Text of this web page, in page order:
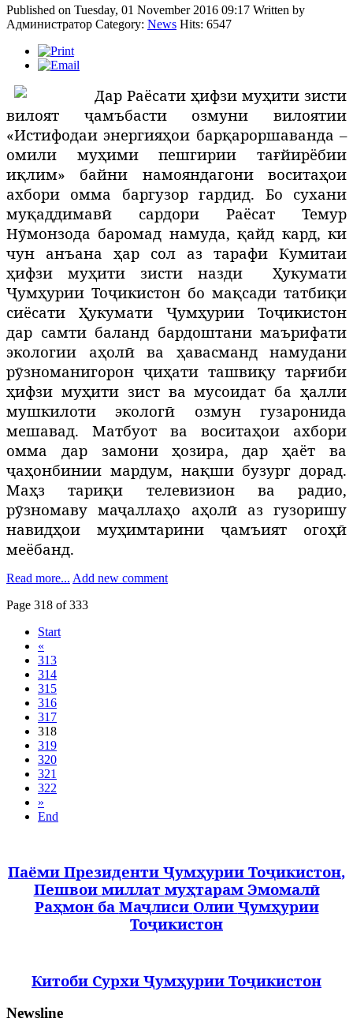
Published on Tuesday, 01 November 2016 09:17 Written by
Администратор Category: News Hits: 6547
Дар Раёсати ҳифзи муҳити зисти
вилоят ҷамъбасти озмуни вилоятии
«Истифодаи энергияҳои барқароршаванда –
омили муҳими пешгирии тағйирёбии
иқлим» байни намояндагони воситаҳои
ахбори омма баргузор гардид. Бо сухани
муқаддимавӣ сардори Раёсат Темур
Нӯмонзода баромад намуда, қайд кард, ки
чун анъана ҳар сол аз тарафи Кумитаи
ҳифзи муҳити зисти назди
Ҳукумати
Ҷумҳурии Тоҷикистон бо мақсади татбиқи
сиёсати Ҳукумати Ҷумҳурии Тоҷикистон
дар самти баланд бардоштани маърифати
экологии аҳолӣ ва ҳавасманд намудани
рӯзноманигорон ҷиҳати ташвиқу тарғиби
ҳифзи муҳити зист ва мусоидат ба ҳалли
мушкилоти экологӣ озмун гузаронида
мешавад. Матбуот ва воситаҳои ахбори
омма дар замони ҳозира, дар ҳаёт ва
ҷаҳонбинии мардум, нақши бузург дорад.
Маҳз тариқи телевизион ва радио,
рӯзномаву маҷаллаҳо аҳолӣ аз гузоришу
навидҳои муҳимтарини ҷамъият огоҳӣ
меёбанд.
Read more... Add new comment
Page 318 of 333
Start
«
313
314
315
316
317
318
319
320
321
322
»
End
Паёми Президенти Ҷумҳурии Тоҷикистон,
Пешвои миллат муҳтарам Эмомалӣ
Раҳмон ба Маҷлиси Олии Ҷумҳурии
Тоҷикистон
Китоби Сурхи Ҷумҳурии Тоҷикистон
Newsline